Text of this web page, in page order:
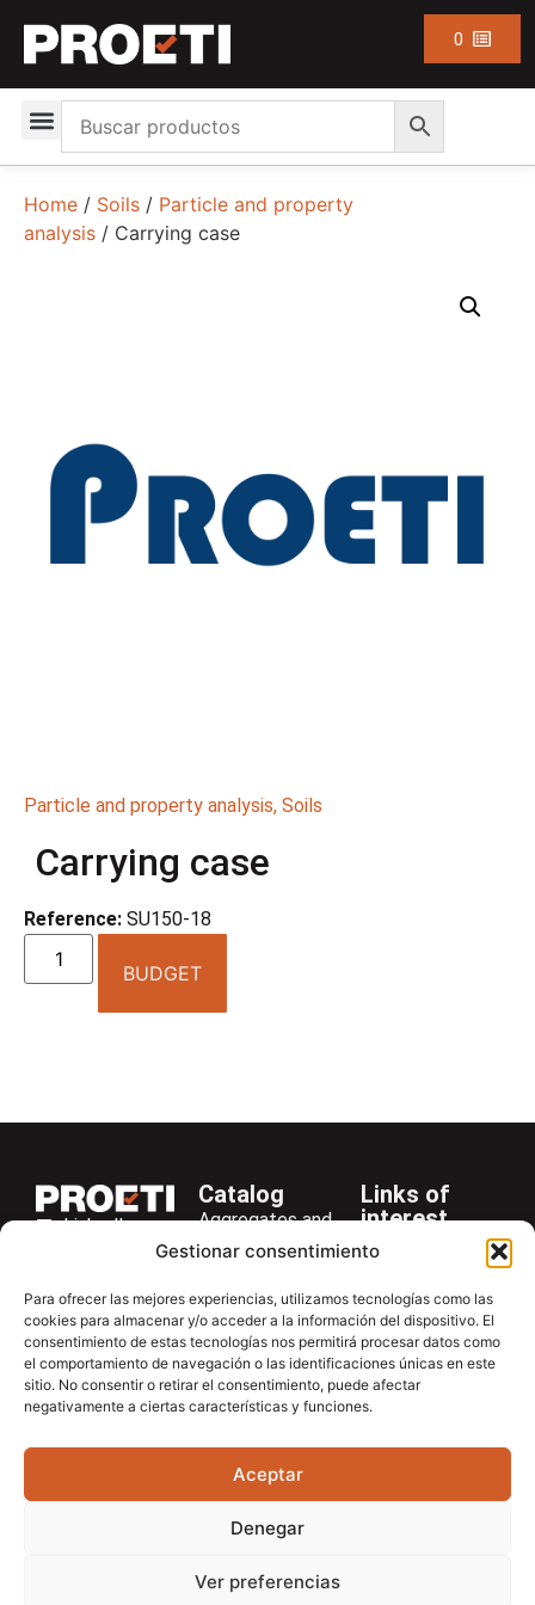
Gestionar consentimiento
Para ofrecer las mejores experiencias, utilizamos tecnologías como las
cookies para almacenar y/o acceder a la información del dispositivo. El
consentimiento de estas tecnologías nos permitirá procesar datos como
el comportamiento de navegación o las identificaciones únicas en este
sitio. No consentir o retirar el consentimiento, puede afectar
negativamente a ciertas características y funciones.
Aceptar
Denegar
Ver preferencias
0
Home / Soils / Particle and property
analysis / Carrying case
Particle and property analysis, Soils
Carrying case
Reference: SU150-18
BUDGET
LinkedIn
+34 916 28
29 40
proetisa@proetisa.com
Ctra de
Algete, Av
M-106, Km
Algete,
Catalog
Aggregates and
Rocks
Asphalt
Cements
Concrete
Soils
Soilmatic
Steels
Equipment
Links of
interest
Company
News
Newsletter
Download
Contac